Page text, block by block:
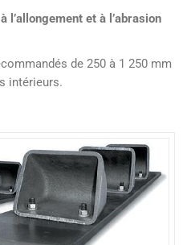
l’allongement et à l’abrasion
de 250 à 1 250 mm
intérieurs.